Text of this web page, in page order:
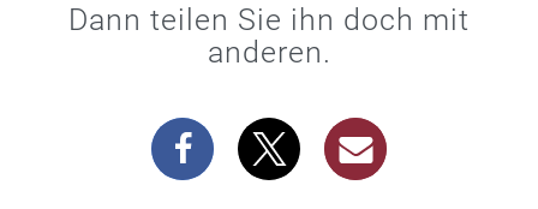
Dann teilen Sie ihn doch mit
anderen.